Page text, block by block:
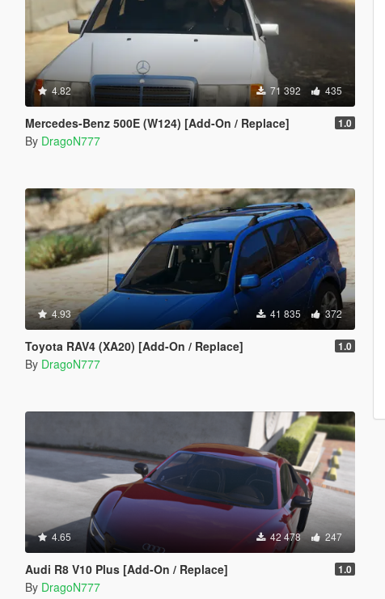
4.82 71 392 435
Mercedes-Benz 500E (W124) [Add-On / Replace] 1.0
By DragoN777
4.93 41 835 372
Toyota RAV4 (XA20) [Add-On / Replace] 1.0
By DragoN777
4.65 42 478 247
Audi R8 V10 Plus [Add-On / Replace] 1.0
By DragoN777